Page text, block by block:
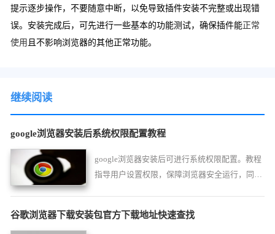
提示逐步操作，不要随意中断，以免导致插件安装不完整或出现错
误。安装完成后，可先进行一些基本的功能测试，确保插件能正常
使用 且不影响浏览器的其他正常功能。
继续阅读
google浏览器安装后系统权限配置教程
google浏览器安装后可进行系统权限配置。教程
指导用户设置权限，保障浏览器安全运行，同时
谷歌浏览器下载安装包官方下载地址快速查找